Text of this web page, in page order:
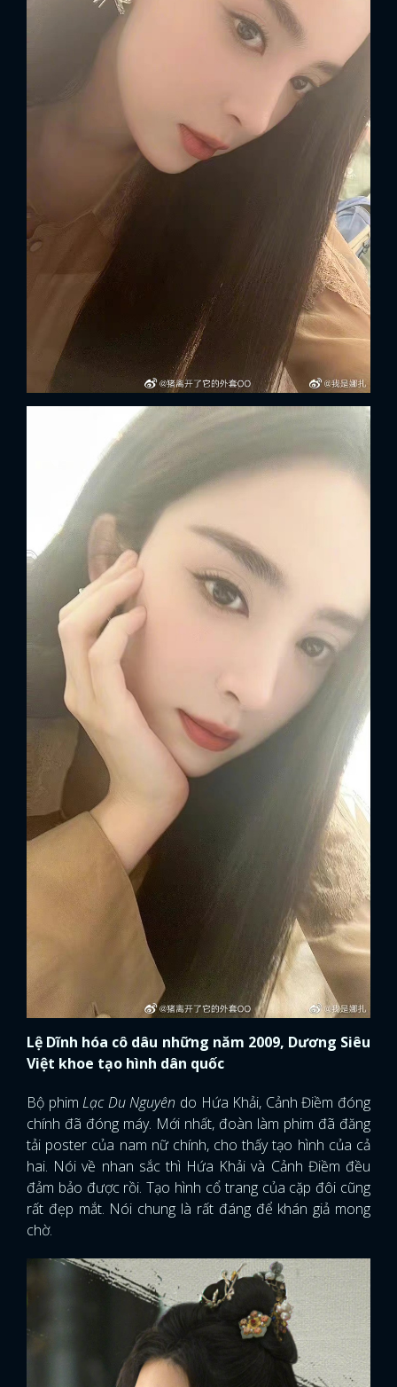
x
ĐĂNG NHẬP
Lệ Dĩnh hóa cô dâu những năm 2009, Dương Siêu
Việt khoe tạo hình dân quốc
Bộ phimLạc Du Nguyên do Hứa Khải, Cảnh Điềm đóng
chính đã đóng máy. Mới nhất, đoàn làm phim đã đăng
tải poster của nam nữ chính, cho thấy tạo hình của cả
hai. Nói về nhan sắc thì Hứa Khải và Cảnh Điềm đều
đảm bảo được rồi. Tạo hình cổ trang của cặp đôi cũng
rất đẹp mắt. Nói chung là rất đáng để khán giả mong
chờ.